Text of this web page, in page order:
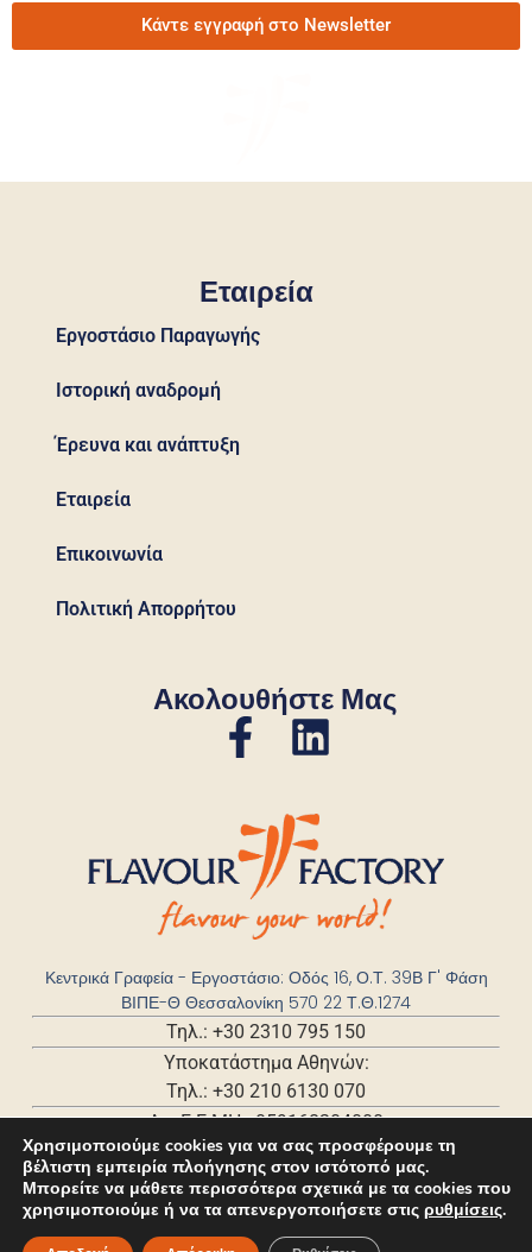
Κάντε εγγραφή στο Newsletter
Κεντρικά Γραφεία - Εργοστάσιο: Οδός 16, Ο.Τ. 39Β Γ' Φάση
ΒΙΠΕ-Θ Θεσσαλονίκη 570 22 Τ.Θ.1274
Τηλ.: +30 2310 795 150
Υποκατάστημα Αθηνών:
Τηλ.: +30 210 6130 070
Αρ. Γ.Ε.ΜΗ.: 059168204000
Εταιρεία
Εργοστάσιο Παραγωγής
Ιστορική αναδρομή
Έρευνα και ανάπτυξη
Εταιρεία
Επικοινωνία
Πολιτική Απορρήτου
Ακολουθήστε Μας
Χρησιμοποιούμε cookies για να σας προσφέρουμε τη
βέλτιστη εμπειρία πλοήγησης στον ιστότοπό μας.
Μπορείτε να μάθετε περισσότερα σχετικά με τα cookies που
χρησιμοποιούμε ή να τα απενεργοποιήσετε στις ρυθμίσεις.